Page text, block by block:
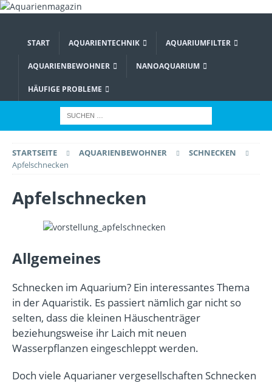
START AQUARIENTECHNIK AQUARIUMFILTER
AQUARIENBEWOHNER NANOAQUARIUM
HÄUFIGE PROBLEME
STARTSEITE AQUARIENBEWOHNER
SCHNECKEN
Apfelschnecken
Apfelschnecken
Allgemeines
Schnecken im Aquarium? Ein interessantes Thema
in der Aquaristik. Es passiert nämlich gar nicht so
selten, dass die kleinen Häuschenträger
beziehungsweise ihr Laich mit neuen
Wasserpflanzen eingeschleppt werden.
Doch viele Aquarianer vergesellschaften Schnecken